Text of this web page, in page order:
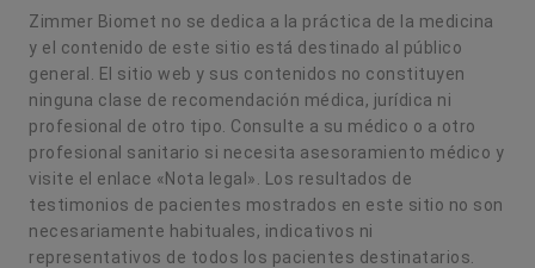
Zimmer Biomet no se dedica a la práctica de la medicina
y el contenido de este sitio está destinado al público
general. El sitio web y sus contenidos no constituyen
ninguna clase de recomendación médica, jurídica ni
profesional de otro tipo. Consulte a su médico o a otro
profesional sanitario si necesita asesoramiento médico y
visite el enlace «Nota legal». Los resultados de
testimonios de pacientes mostrados en este sitio no son
necesariamente habituales, indicativos ni
representativos de todos los pacientes destinatarios.